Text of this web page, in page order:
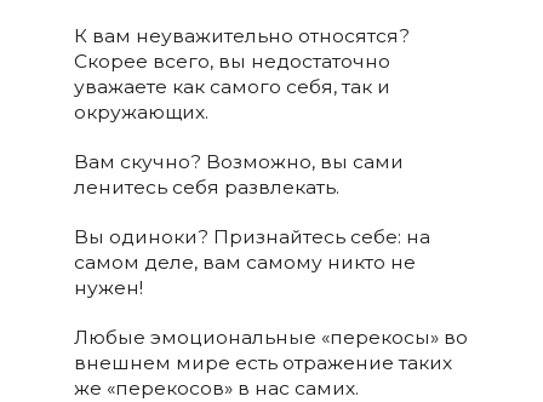
К вам неуважительно относятся?
Скорее всего, вы недостаточно
уважаете как самого себя, так и
окружающих.
Вам скучно? Возможно, вы сами
ленитесь себя развлекать.
Вы одиноки? Признайтесь себе: на
самом деле, вам самому никто не
нужен!
Любые эмоциональные «перекосы» во
внешнем мире есть отражение таких
же «перекосов» в нас самих.